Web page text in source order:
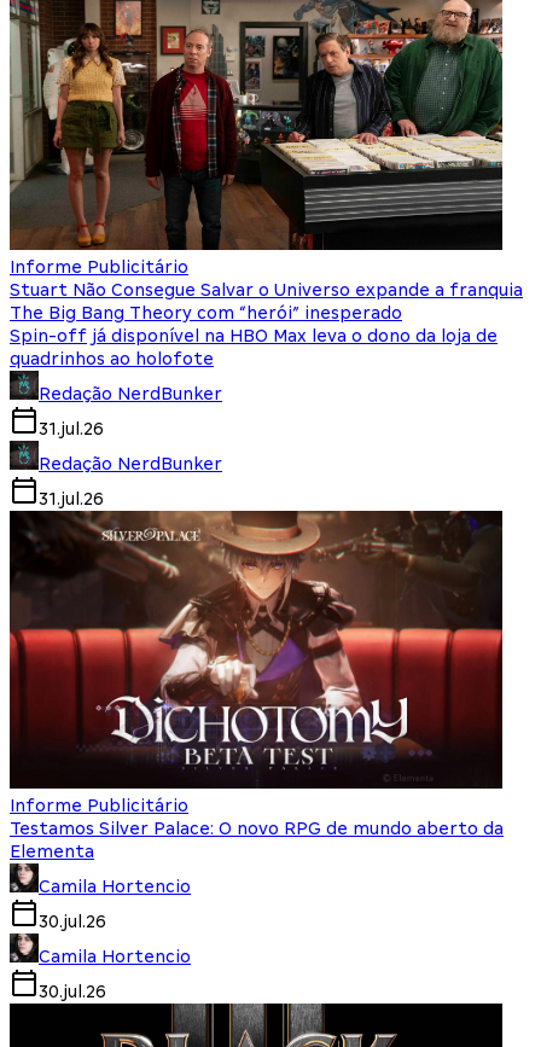
Informe Publicitário
Stuart Não Consegue Salvar o Universo expande a franquia
The Big Bang Theory com “herói” inesperado
Spin-off já disponível na HBO Max leva o dono da loja de
quadrinhos ao holofote
Redação NerdBunker
31.jul.26
Redação NerdBunker
31.jul.26
Informe Publicitário
Testamos Silver Palace: O novo RPG de mundo aberto da
Elementa
Camila Hortencio
30.jul.26
Camila Hortencio
30.jul.26